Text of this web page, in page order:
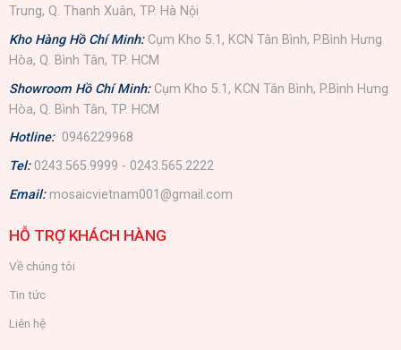
Trung, Q. Thanh Xuân, TP. Hà Nội
Kho Hàng Hồ Chí Minh: Cụm Kho 5.1, KCN Tân Bình, P.Bình Hưng
Hòa, Q. Bình Tân, TP. HCM
Showroom Hồ Chí Minh: Cụm Kho 5.1, KCN Tân Bình, P.Bình Hưng
Hòa, Q. Bình Tân, TP. HCM
Hotline: 0946229968
Tel: 0243.565.9999 - 0243.565.2222
Email: mosaicvietnam001@gmail.com
HỖ TRỢ KHÁCH HÀNG
Về chúng tôi
Tin tức
Liên hệ